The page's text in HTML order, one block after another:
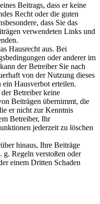
Beitrags, dass er keine
Recht oder die guten
dass Sie das
verwendeten Links und
Hausrecht aus. Bei
oder anderer im
der Betreiber Sie nach
von der Nutzung dieses
ein Hausverbot erteilen.
Betreiber keine
Beiträgen übernimmt, die
er nicht zur Kenntnis
Betreiber, Ihr
jederzeit zu löschen
hinaus, Ihre Beiträge
g. Regeln verstoßen oder
einem Dritten Schaden